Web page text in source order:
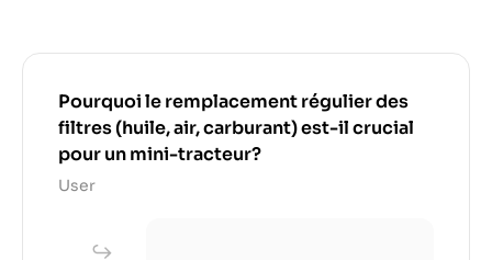
Pourquoi le remplacement régulier des
filtres (huile, air, carburant) est-il crucial
pour un mini-tracteur?
User